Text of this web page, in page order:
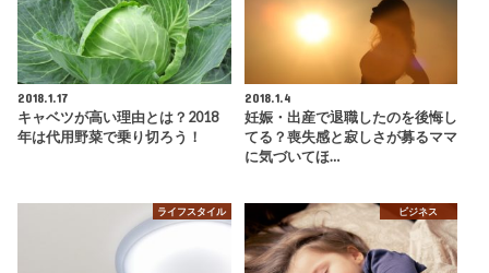
2018.1.17
キャベツが高い理由とは？2018
年は代用野菜で乗り切ろう！
2018.1.4
妊娠・出産で退職したのを後悔し
てる？喪失感と寂しさが募るママ
に気づいてほ…
ライフスタイル ビジネス